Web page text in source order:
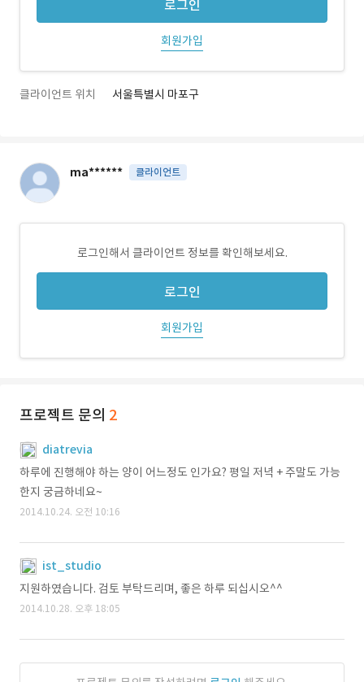
로그인
회원가입
클라이언트 위치 서울특별시 마포구
ma****** 클라이언트
로그인해서 클라이언트 정보를 확인해보세요.
로그인
회원가입
프로젝트 문의 2
diatrevia
하루에 진행해야 하는 양이 어느정도 인가요? 평일 저녁 + 주말도 가능
한지 궁금하네요~
2014.10.24. 오전 10:16
ist_studio
지원하였습니다. 검토 부탁드리며, 좋은 하루 되십시오^^
2014.10.28. 오후 18:05